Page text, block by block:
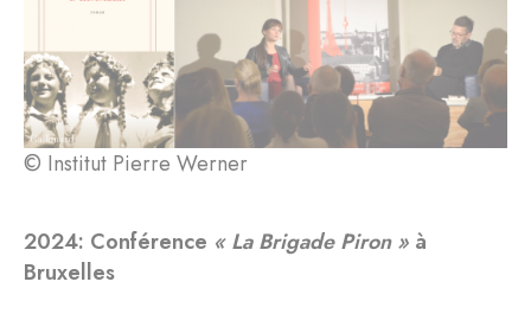
© Institut Pierre Werner
2024: Conférence « La Brigade Piron » à
Bruxelles